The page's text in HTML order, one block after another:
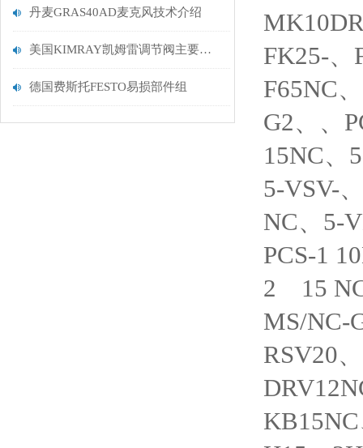
丹麦GRAS40AD麦克风技术介绍
美国KIMRAY凯姆雷调节阀主要附件都有这些
德国费斯托FESTO易损部件组
FK25-、
F65NC
G2、、
15NC、
5-VSV-
NC、5-
PCS-1
2 15 NC
MS/NC-
RSV20